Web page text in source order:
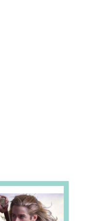
SORTEIOS E PROMOÇÕES